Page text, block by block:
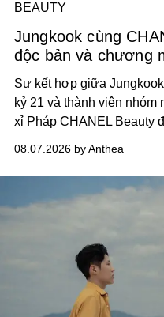
BEAUTY
Jungkook cùng
độc bản và chương
Sự kết hợp giữa
kỷ 21 và thành viên
xỉ Pháp CHANEL Beauty
hoa cao cấp 1957.
08.07.2026 by Anthea